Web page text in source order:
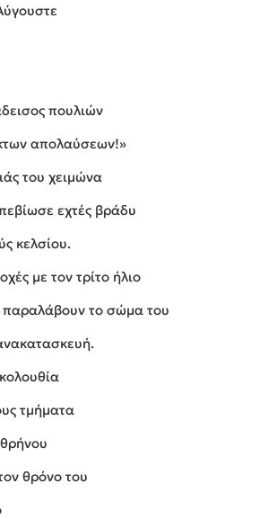
πουλιών
απολαύσεων!»
του χειμώνα
εχτές βράδυ
κελσίου.
με τον τρίτο ήλιο
το σώμα του
τμήματα
θρόνο του